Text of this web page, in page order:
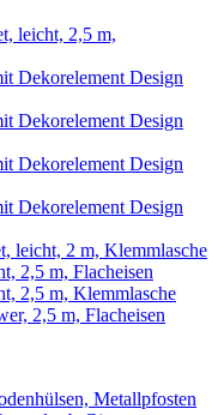
leicht, 2,5 m,
Dekorelement Design
Dekorelement Design
Dekorelement Design
Dekorelement Design
leicht, 2 m, Klemmlasche
2,5 m, Flacheisen
2,5 m, Klemmlasche
2,5 m, Flacheisen
Metallpfosten